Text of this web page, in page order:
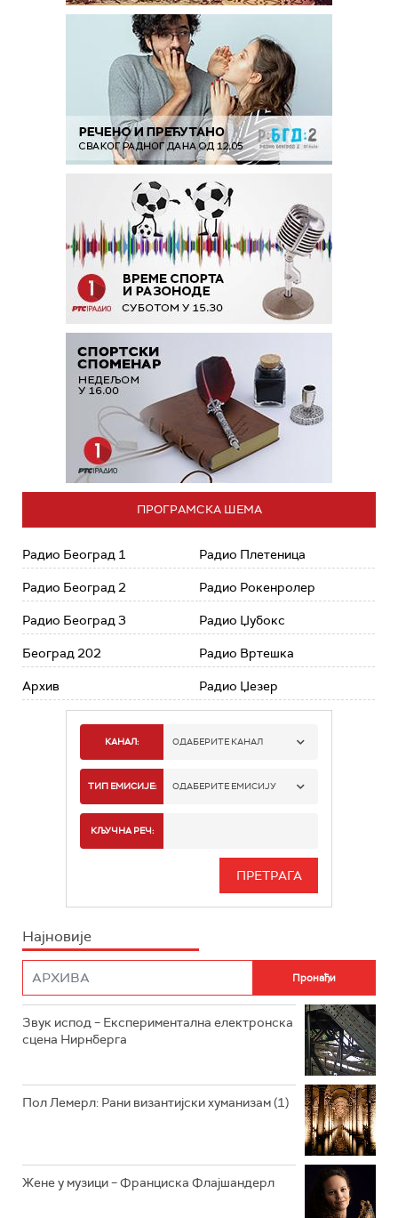
ПРОГРАМСКА ШЕМА
Радио Београд 1
Радио Београд 2
Радио Београд 3
Београд 202
Архив
Радио Плетеница
Радио Рокенролер
Радио Џубокс
Радио Вртешка
Радио Џезер
КАНАЛ: ОДАБЕРИТЕ КАНАЛ
РАДИО БЕОГРАД 1
РАДИО БЕОГРАД 3
РАДИО РОКЕНРОЛЕР
ТИП ЕМИСИЈЕ: ОДАБЕРИТЕ ЕМИСИЈУ
ИНФО
КЉУЧНА РЕЧ:
Најновије
Звук испод – Експериментална електронска
сцена Нирнберга
Пол Лемерл: Рани византијски хуманизам (1)
Жене у музици – Франциска Флајшандерл